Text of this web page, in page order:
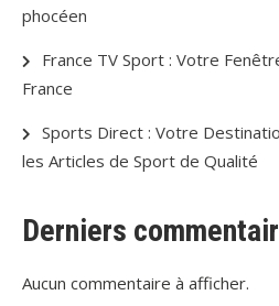
phocéen
France TV Sport : Votre
France
Sports Direct : Votre
les Articles de Sport de Qualité
Derniers
Aucun commentaire à afficher.